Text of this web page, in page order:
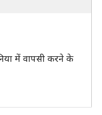
में वापसी करने के